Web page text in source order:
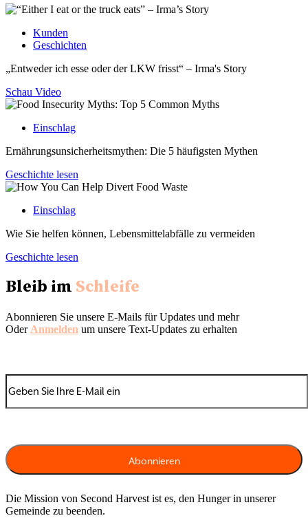
Kunden
Geschichten
„Entweder ich esse oder der LKW frisst“ – Irma's Story
Schau Video
Einschlag
Ernährungsunsicherheitsmythen: Die 5 häufigsten Mythen
Geschichte lesen
Einschlag
Wie Sie helfen können, Lebensmittelabfälle zu vermeiden
Geschichte lesen
Bleib im Schleife
Abonnieren Sie unsere E-Mails für Updates und mehr
Oder Anmelden um unsere Text-Updates zu erhalten
Die Mission von Second Harvest ist es, den Hunger in unserer
Gemeinde zu beenden.